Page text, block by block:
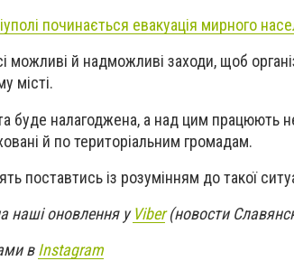
починається евакуація мирного
можливі й надможливі заходи, щоб
місті.
буде налагоджена, а над цим працюють
й по територіальним громадам.
поставтись із розумінням до такої
наші оновлення уViber(новости
вInstagram